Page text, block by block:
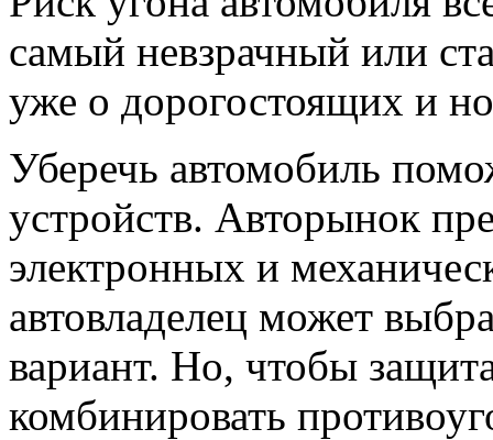
самый невзрачный или
уже о дорогостоящих и
Уберечь автомобиль
устройств. Авторынок
электронных и
автовладелец может
вариант. Но, чтобы
комбинировать